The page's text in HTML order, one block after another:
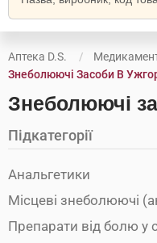
Аптека D.S.
Знеболюючі Засоби В
Знеболюючі
Підкатегорії
Анальгетики
Місцеві знеболюючі
Препарати від болю у